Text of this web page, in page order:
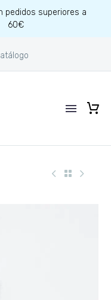
pedidos superiores a
60€